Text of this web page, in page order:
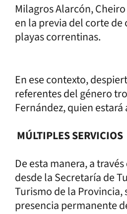
Milagros Alarcón,
en la previa del corte
playas correntinas.
En ese contexto,
referentes del género
Fernández, quien
MÚLTIPLES SERVICIOS
De esta manera, a
desde la Secretaría de
Turismo de la
presencia permanente